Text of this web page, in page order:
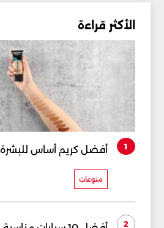
الأكثر قراءة
1 أفضل كريم أساس للبشرة
منوعات
2